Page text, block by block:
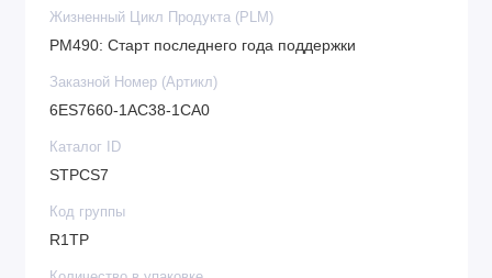
Жизненный Цикл Продукта (PLM)
PM490: Старт последнего года поддержки
Заказной Номер (Артикл)
6ES7660-1AC38-1CA0
Каталог ID
STPCS7
Код группы
R1TP